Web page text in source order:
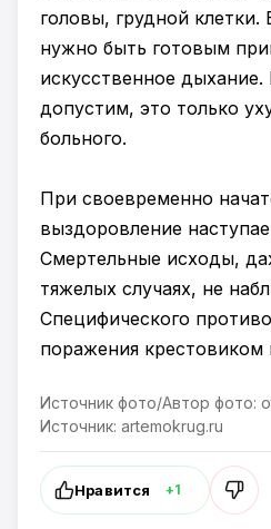
головы, грудной клетки.
нужно быть готовым
искусственное
допустим, это только
больного.
При своевременно
выздоровление
Смертельные исходы,
тяжелых случаях, не
Специфического
поражения крестовиком
Источник фото/Автор фото:
Источник: artemokrug.ru
Нравится +1